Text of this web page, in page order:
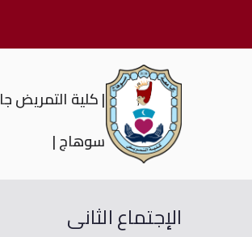
| كلية التمريض
سوهاج |
الإجتماع الثانى